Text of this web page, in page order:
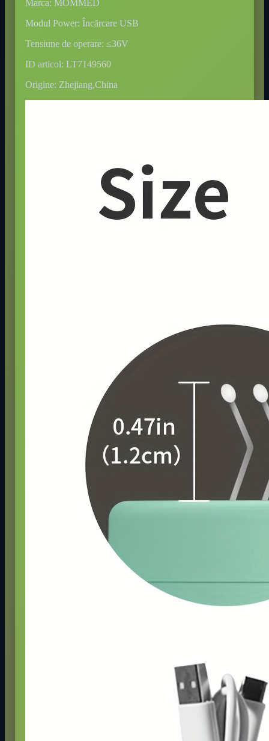
Marca: MOMMED
Modul Power: Încărcare USB
Tensiune de operare: ≤36V
ID articol: LT7149560
Origine: Zhejiang,China